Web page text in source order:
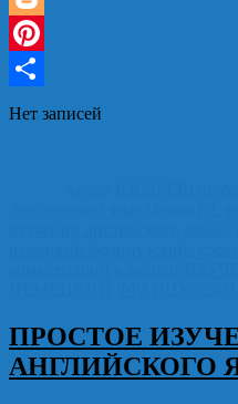
Blogger
Pinterest
Отправить
Нет записей
ПРОСТОЕ
АНГЛИЙСКОГО